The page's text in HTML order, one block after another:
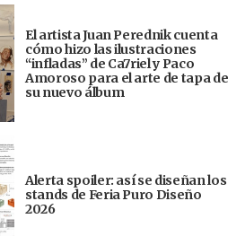
El artista Juan Perednik cuenta
cómo hizo las ilustraciones
“infladas” de Ca7riel y Paco
Amoroso para el arte de tapa de
su nuevo álbum
Alerta spoiler: así se diseñan los
stands de Feria Puro Diseño
2026